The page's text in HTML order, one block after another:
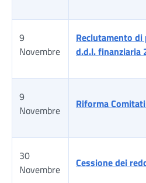
9
Novembre
Reclutamento
d.d.l. finanziaria
9
Novembre
Riforma
30
Novembre
Cessione dei